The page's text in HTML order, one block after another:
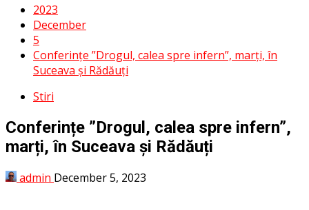
2023
December
5
Conferințe ”Drogul, calea spre infern”, marți, în
Suceava și Rădăuți
Stiri
Conferințe ”Drogul, calea spre infern”,
marți, în Suceava și Rădăuți
admin December 5, 2023